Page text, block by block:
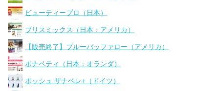
ビューティープロ（日本）
ブリスミックス（日本：アメリカ）
【販売終了】ブルーバッファロー（アメリカ）
ボナペティ（日本：オランダ）
ボッシュ ザナベレ+（ドイツ）